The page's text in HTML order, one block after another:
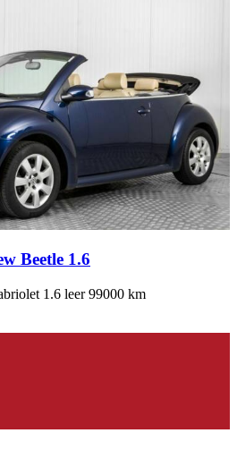
Beetle 1.6
1.6 leer 99000 km